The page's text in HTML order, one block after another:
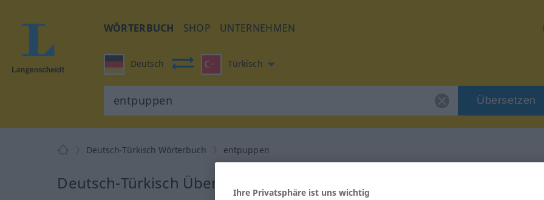
WÖRTERBUCH SHOP UNTERNEHMEN
Deutsch Türkisch
Übersetzen
Deutsch-Türkisch Wörterbuch entpuppen
Deutsch-Türkisch Übersetzung für "entpuppen"
Ihre Privatsphäre ist uns wichtig